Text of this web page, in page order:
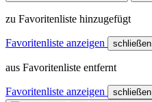
zu Favoritenliste hinzugefügt
Favoritenliste anzeigen schließen
aus Favoritenliste entfernt
Favoritenliste anzeigen schließen